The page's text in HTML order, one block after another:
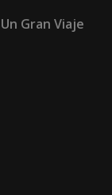
Gran Viaje